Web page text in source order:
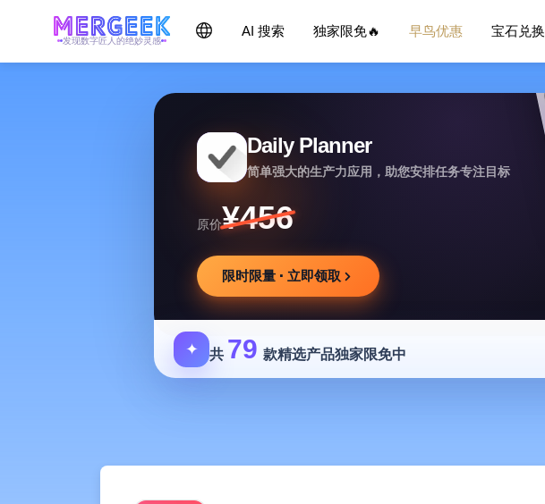
发现数字匠人的绝妙灵感
AI 搜索 独家限免🔥 早鸟优惠 宝石兑换
Daily Planner
简单强大的生产力应用，助您安排任务专注目标
原价¥456
限时限量 · 立即领取
✦ 共 79 款精选产品独家限免中